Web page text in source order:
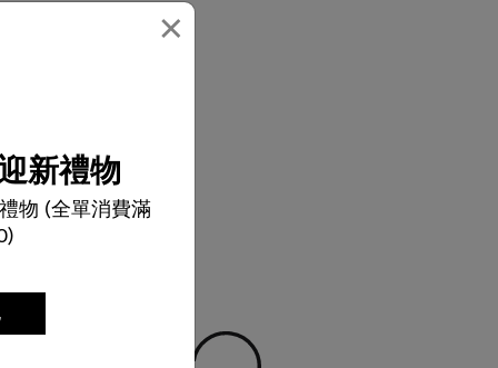
×
新禮物
物 (全單消費滿